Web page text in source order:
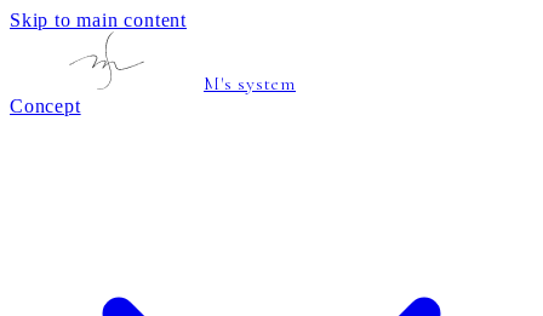
Skip to main content
M's system
Concept